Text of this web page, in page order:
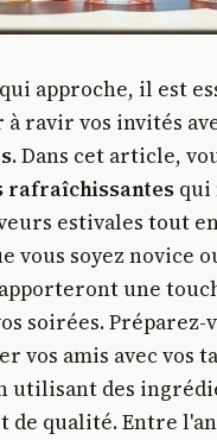
approche, il est
ravir vos invités
. Dans cet article,
rafraîchissantes qui
estivales tout
vous soyez novice
une
soirées. Préparez-
vos amis avec vos
utilisant des
de qualité. Entre